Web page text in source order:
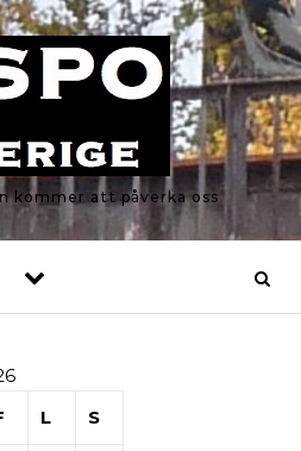
kommer att påverka oss
L S